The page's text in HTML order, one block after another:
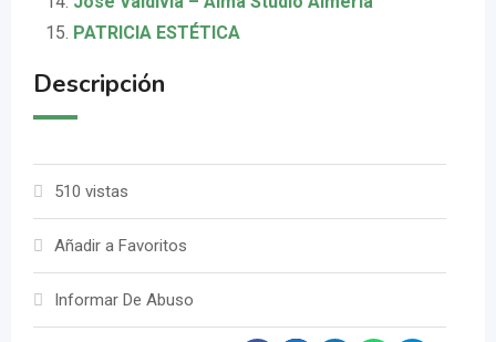
PATRICIA ESTÉTICA
Descripción
510 vistas
Añadir a Favoritos
Informar De Abuso